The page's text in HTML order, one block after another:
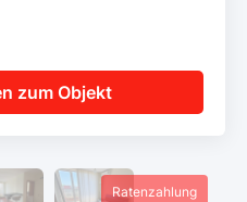
zum Objekt
Ratenzahlung